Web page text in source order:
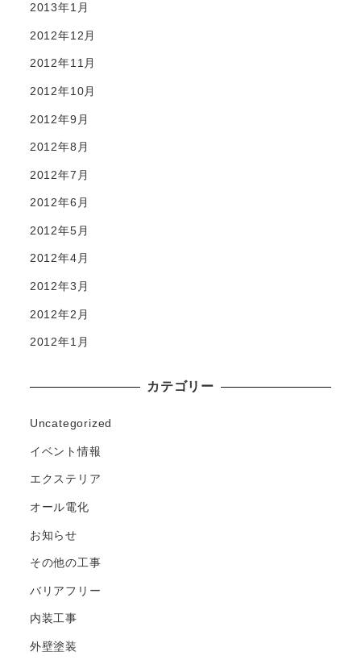
2013年1月
2012年12月
2012年11月
2012年10月
2012年9月
2012年8月
2012年7月
2012年6月
2012年5月
2012年4月
2012年3月
2012年2月
2012年1月
カテゴリー
Uncategorized
イベント情報
エクステリア
オール電化
お知らせ
その他の工事
バリアフリー
内装工事
外壁塗装